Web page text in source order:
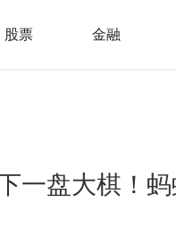
股票 金融
一盘大棋！